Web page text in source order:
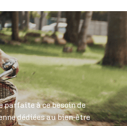
parfaite à ce besoin de
dédiées au bien-être